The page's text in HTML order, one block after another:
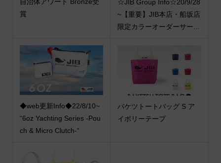
自治体アワード Bronze受
賞
☆JIB Group Info☆20/9/28
~【重要】JIB本店・船坂店
限定カラーオーダーサー...
◆web更新Info◆22/8/10~
“6oz Yachting Series -Pou
ch & Micro Clutch-“
バケツトートバッグ S ア
イボリーテープ